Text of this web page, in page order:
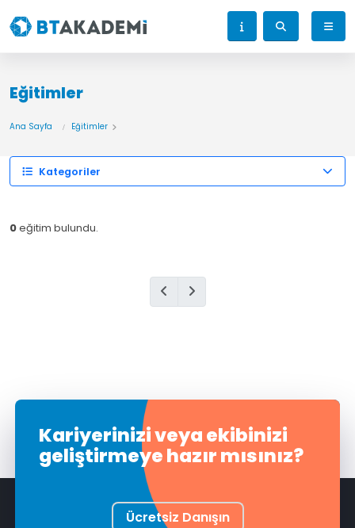
Eğitimler
Ana Sayfa Eğitimler
Kategoriler
0eğitim bulundu.
Kariyerinizi veya ekibinizi
geliştirmeye hazır mısınız?
Ücretsiz Danışın